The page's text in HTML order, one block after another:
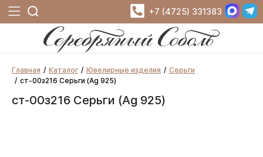
+7 (4725) 331383
Главная Каталог Ювелирные изделия
Серьги
ст-00з216 Серьги (Ag 925)
ст-00з216 Серьги (Ag 925)